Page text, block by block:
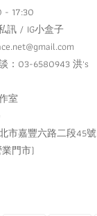
- 17:30
訊 / IG小盒子
：03-6580943 洪's
室
市嘉豐六路二段45號
門市)